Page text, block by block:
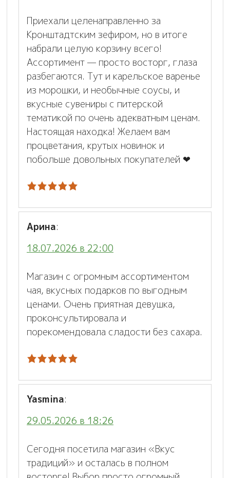
Приехали целенаправленно за
Кронштадтским зефиром, но в итоге
набрали целую корзину всего!
Ассортимент — просто восторг, глаза
разбегаются. Тут и карельское варенье
из морошки, и необычные соусы, и
вкусные сувениры с питерской
тематикой по очень адекватным ценам.
Настоящая находка! Желаем вам
процветания, крутых новинок и
побольше довольных покупателей ❤
Арина:
18.07.2026 в 22:00
Магазин с огромным ассортиментом
чая, вкусных подарков по выгодным
ценами. Очень приятная девушка,
проконсультировала и
порекомендовала сладости без сахара.
Yasmina:
29.05.2026 в 18:26
Сегодня посетила магазин «Вкус
традиций» и осталась в полном